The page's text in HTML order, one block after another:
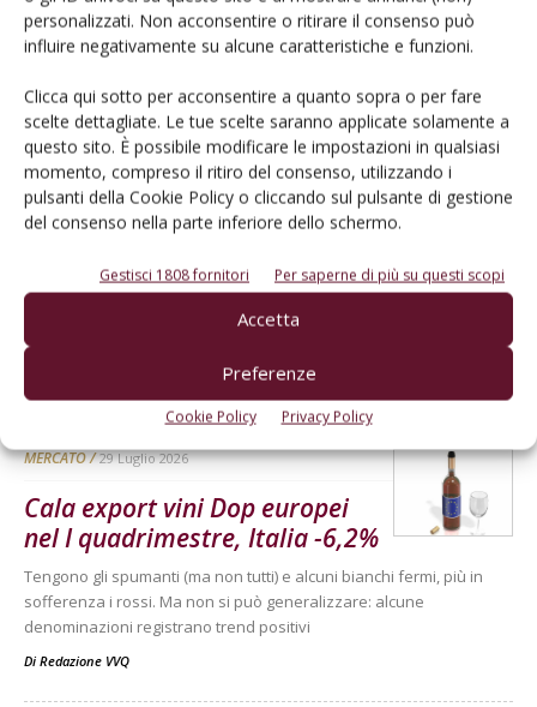
personalizzati. Non acconsentire o ritirare il consenso può
influire negativamente su alcune caratteristiche e funzioni.
Clicca qui sotto per acconsentire a quanto sopra o per fare
scelte dettagliate. Le tue scelte saranno applicate solamente a
questo sito. È possibile modificare le impostazioni in qualsiasi
momento, compreso il ritiro del consenso, utilizzando i
pulsanti della Cookie Policy o cliccando sul pulsante di gestione
del consenso nella parte inferiore dello schermo.
Gestisci 1808 fornitori Per saperne di più su questi scopi
Accetta
Preferenze
Cookie Policy Privacy Policy
L'Esperto risponde
Cerca adesso
MERCATO 29 Luglio 2026
Cala export vini Dop europei
nel I quadrimestre, Italia -6,2%
Tengono gli spumanti (ma non tutti) e alcuni bianchi fermi, più in
sofferenza i rossi. Ma non si può generalizzare: alcune
denominazioni registrano trend positivi
Di Redazione VVQ